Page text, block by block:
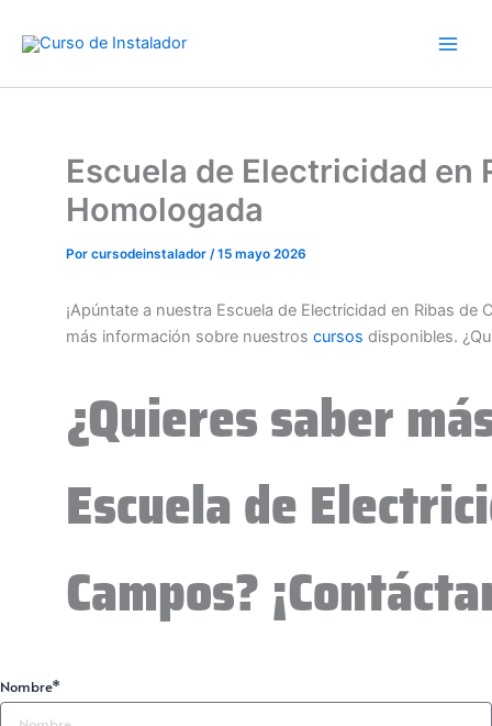
Escuela de Electricidad en
Homologada
Por cursodeinstalador /15 mayo 2026
¡Apúntate a nuestra Escuela de Electricidad en Ribas de
más información sobre nuestros cursos disponibles.
¿Quieres saber
Escuela de
Campos?
Nombre*